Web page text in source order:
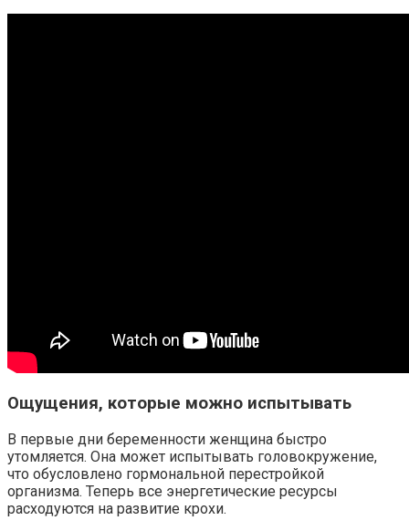
Ощущения, которые можно испытывать
В первые дни беременности женщина быстро
утомляется. Она может испытывать головокружение,
что обусловлено гормональной перестройкой
организма. Теперь все энергетические ресурсы
расходуются на развитие крохи.